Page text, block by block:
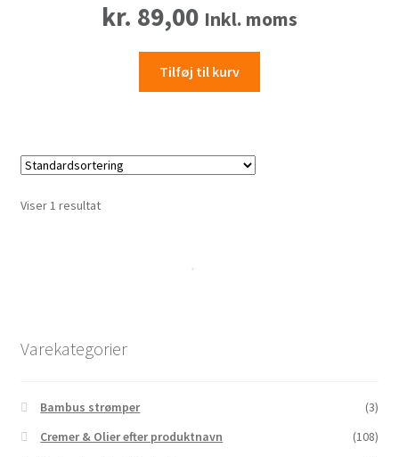
kr. 89,00 Inkl. moms
Tilføj til kurv
Viser 1 resultat
Varekategorier
Bambus strømper
(3)
Cremer & Olier efter produktnavn
(108)